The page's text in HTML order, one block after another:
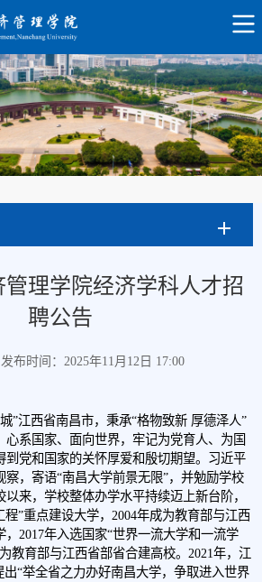
理学院经济学科人才招
聘公告
发布时间：2025年11月12日 17:00
”江西省南昌市，秉承“格物致新 厚德泽人”
心系国家、面向世界，牢记为党育人、为国
到党和国家的关怀厚爱和殷切期望。习近平
察，寄语“南昌大学前景无限”，并勉励学校
来，学校整体办学水平持续迈上新台阶，
程”重点建设大学，2004年成为教育部与江西
2017年入选国家“世界一流大学和一流学
教育部与江西省部省合建高校。2021年，江
出“举全省之力办好南昌大学，争取进入世界